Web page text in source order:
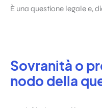
È una questione legale e,
Sovranità o
nodo della